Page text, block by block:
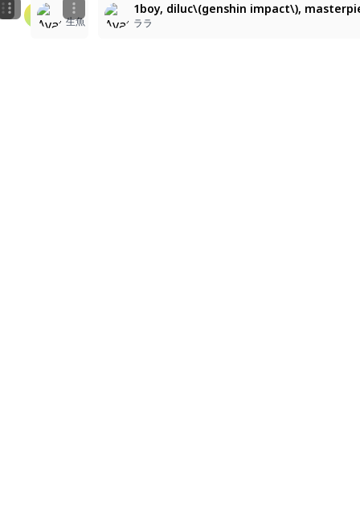
1boy, vibrant colors, vibrant lighting, glowing,
Mãi Là Lục Quang Sao
Dreamy, blurry, soft lines, clear details, better
Харука
生魚
1boy, diluc\(genshin impact\),
ララ